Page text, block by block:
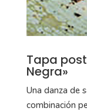
Tapa
Negra»
Una danza de
combinación